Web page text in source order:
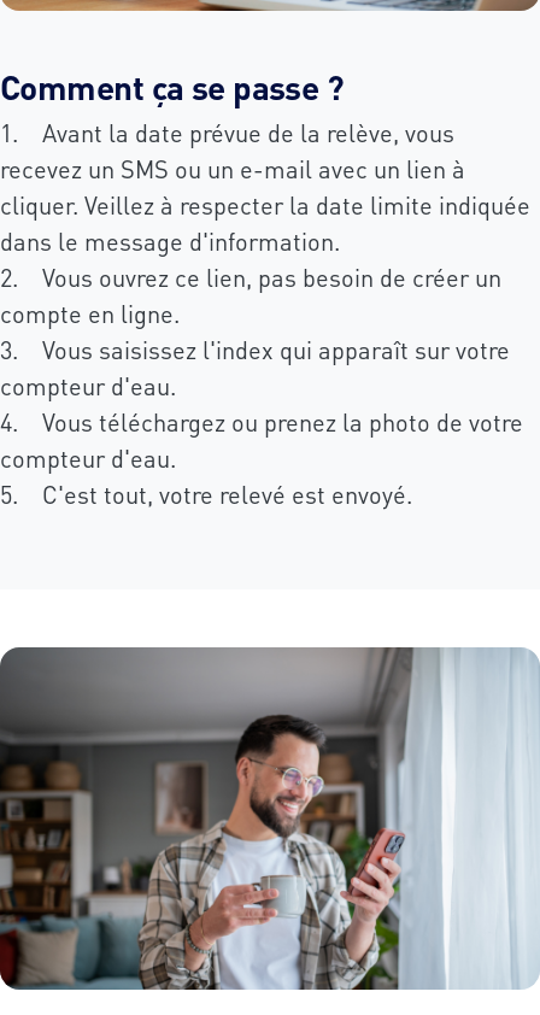
Comment ça se passe ?
1. Avant la date prévue de la relève, vous
recevez un SMS ou un e-mail avec un lien à
cliquer. Veillez à respecter la date limite indiquée
dans le message d'information.
2. Vous ouvrez ce lien, pas besoin de créer un
compte en ligne.
3. Vous saisissez l'index qui apparaît sur votre
compteur d'eau.
4. Vous téléchargez ou prenez la photo de votre
compteur d'eau.
5. C'est tout, votre relevé est envoyé.